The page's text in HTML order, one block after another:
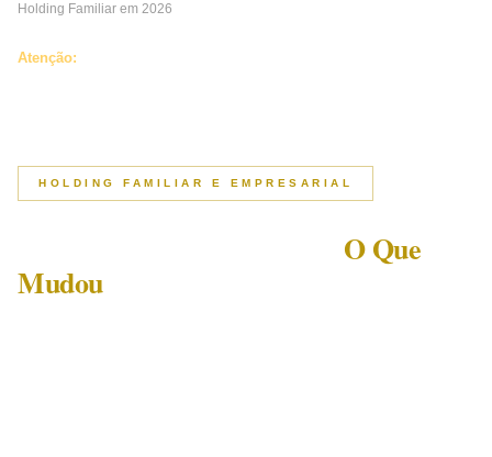
Holding Familiar em 2026
Atenção:
HOLDING FAMILIAR E EMPRESARIAL
O Que
Mudou